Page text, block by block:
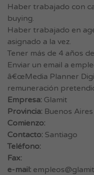
Haber trabajado con
buying.
Haber trabajado en
asignado a la vez.
Tener más de 4 años
Enviar un email a
â€œMedia Planner
remuneración
Empresa: Glamit
Provincia: Buenos Aires
Comienzo:
Contacto: Santiago
Teléfono:
Fax:
e-mail: